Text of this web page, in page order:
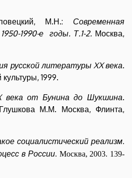
М.Н.: Современная
1990-е годы. Т.1-2. Москва,
русской литературы XXвека.
1999.
века от Бунина до Шукшина.
М.М. Москва, Флинта,
социалистический реализм.
в России. Москва, 2003. 139-